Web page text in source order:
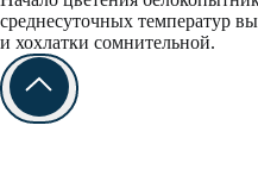
среднесуточных температур
и хохлатки сомнительной.